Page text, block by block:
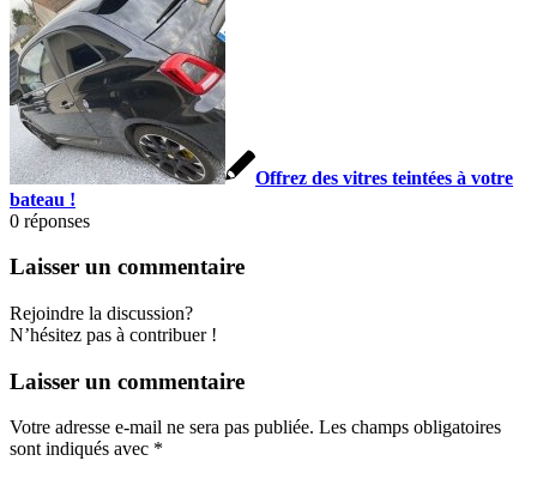
Offrez des vitres teintées à votre
bateau !
0 réponses
Laisser un commentaire
Rejoindre la discussion?
N’hésitez pas à contribuer !
Laisser un commentaire
Votre adresse e-mail ne sera pas publiée. Les champs obligatoires
sont indiqués avec *